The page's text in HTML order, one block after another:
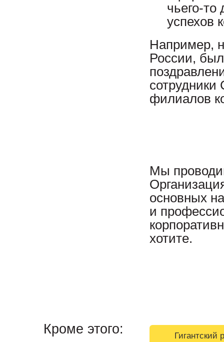
чьего-
успехов
Например,
России,
сотрудники
филиалов
Мы
основных
и
хотите.
Кроме этого: Гигантский